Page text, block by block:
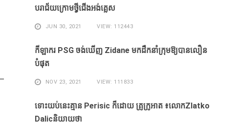
បរាជ័យ​ក្រោម​ថ្វី​ជើង​អង់គ្លេស​
JUN 30, 2021 VIEW: 112443
កីឡាករ PSG ​ចង់​ឃើញ​ Zidane ​មក​ដឹក​នាំ​ក្រុម​ឱ្យ​បាន​លឿន​
បំផុត​
NOV 23, 2021 VIEW: 111833
ទោះ​យប់​នេះ​គ្មាន Perisic ក៏​ដោយ​ គ្រូ​ក្រូអាត ៖​លោកZlatko
Dalicនិយាយថា